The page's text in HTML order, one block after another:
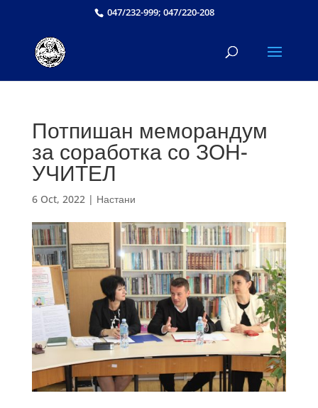
047/232-999; 047/220-208
Потпишан меморандум
за соработка со ЗОН-
УЧИТЕЛ
6 Oct, 2022| Настани